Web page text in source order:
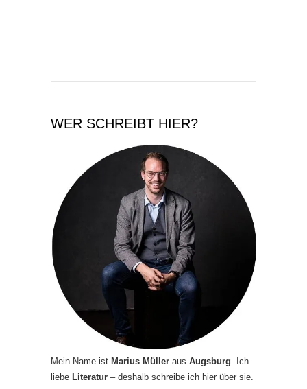
WER SCHREIBT HIER?
Mein Name ist Marius Müller aus Augsburg. Ich
liebe Literatur – deshalb schreibe ich hier über sie.